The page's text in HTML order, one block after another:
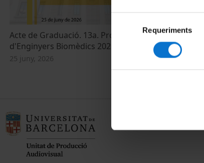
consentiment
Requeriments
Acte de Graduació. 13a. Promoció
d'Enginyers Biomèdics 2026
25 juny, 2026 28 maig,